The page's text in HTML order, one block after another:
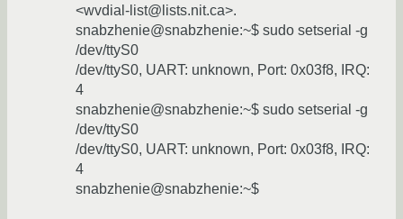
<wvdial-list@lists.nit.ca>.
snabzhenie@snabzhenie:~$ sudo setserial -g
/dev/ttyS0
/dev/ttyS0, UART: unknown, Port: 0x03f8, IRQ:
4
snabzhenie@snabzhenie:~$ sudo setserial -g
/dev/ttyS0
/dev/ttyS0, UART: unknown, Port: 0x03f8, IRQ:
4
snabzhenie@snabzhenie:~$